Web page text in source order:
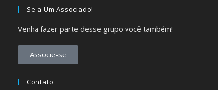
Seja Um Associado!
Venha fazer parte desse grupo você também!
Associe-se
Contato